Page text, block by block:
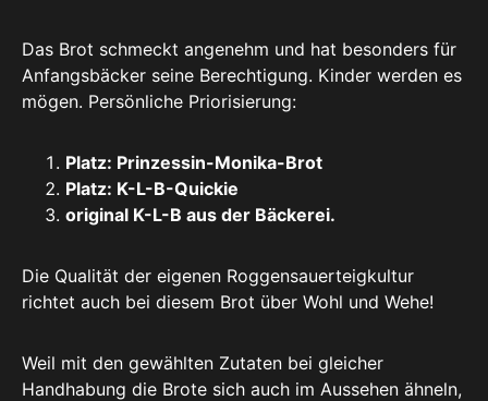
Das Brot schmeckt angenehm und hat besonders für
Anfangsbäcker seine Berechtigung. Kinder werden es
mögen. Persönliche Priorisierung:
Platz: Prinzessin-Monika-Brot
Platz: K-L-B-Quickie
original K-L-B aus der Bäckerei.
Die Qualität der eigenen Roggensauerteigkultur
richtet auch bei diesem Brot über Wohl und Wehe!
Weil mit den gewählten Zutaten bei gleicher
Handhabung die Brote sich auch im Aussehen ähneln,